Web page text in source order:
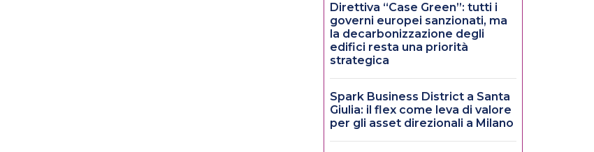
Direttiva “Case Green”: tutti i
governi europei sanzionati, ma
la decarbonizzazione degli
edifici resta una priorità
strategica
Spark Business District a Santa
Giulia: il flex come leva di valore
per gli asset direzionali a Milano